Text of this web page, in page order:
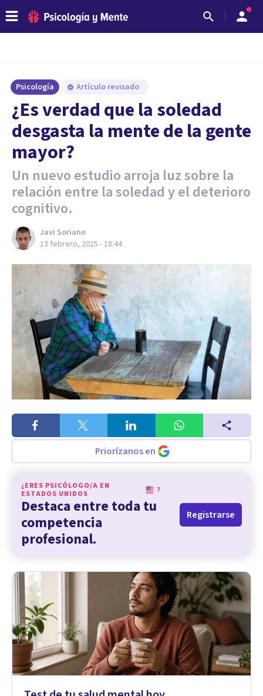
Psicología Artículo revisado
¿Es verdad que la soledad
desgasta la mente de la gente
mayor?
Un nuevo estudio arroja luz sobre la
relación entre la soledad y el deterioro
cognitivo.
Javi Soriano
13 febrero, 2025 - 18:44
Priorízanos en
¿ERES PSICÓLOGO/A EN
ESTADOS UNIDOS
?
Destaca entre toda tu
competencia
profesional.
Registrarse